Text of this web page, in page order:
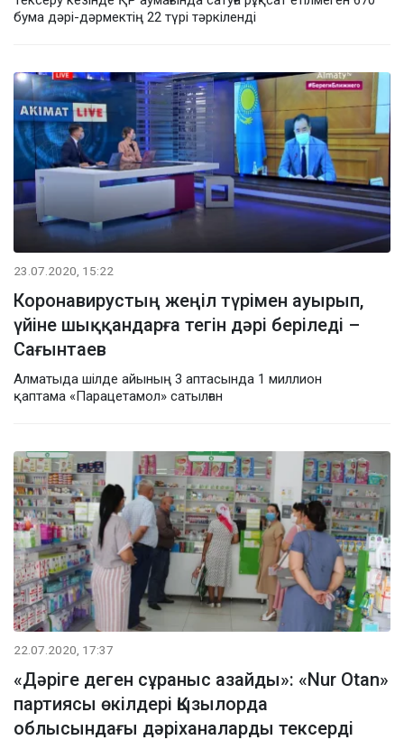
бума дәрі-дәрмектің 22 түрі тәркіленді
23.07.2020, 15:22
Коронавирустың жеңіл түрімен ауырып,
үйіне шыққандарға тегін дәрі беріледі –
Сағынтаев
Алматыда шілде айының 3 аптасында 1 миллион
қаптама «Парацетамол» сатылған
22.07.2020, 17:37
«Дәріге деген сұраныс азайды»: «Nur Otan»
партиясы өкілдері Қызылорда
облысындағы дәріханаларды тексерді